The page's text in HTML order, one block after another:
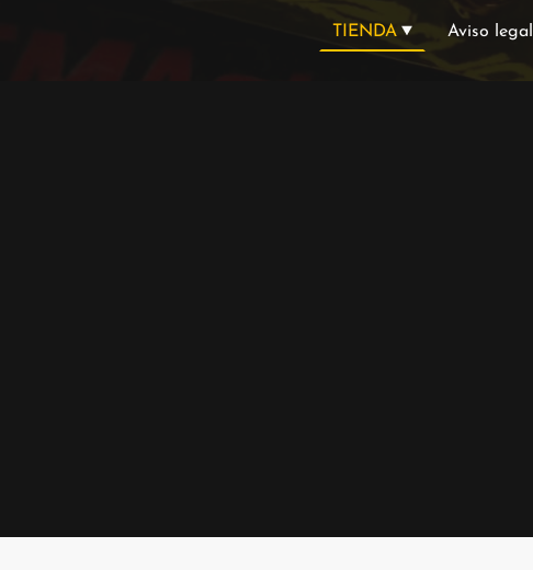
TIENDA Aviso legal